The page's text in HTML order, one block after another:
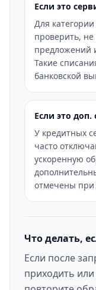
Если это
Для
проверить,
предложений
Такие
банковской
Если это
У кредитных
часто
ускоренную
отмечены
Что делать,
Если после
приходить